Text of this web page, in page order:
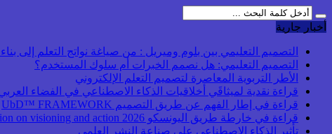
أخبار جارية
التصميم التعليمي بين بلوم وميريل : من صياغة نواتج التعلم إلى بناء
التصميم التعليمي: هل نصمم الخبرات أم سلوك المستخدم؟
الأطر التربوية المعاصرة لتصميم التعلم الإلكتروني
قراءة نقدية لميثاقَي أخلاقيات الذكاء الاصطناعي في الفضاء
قراءة في إطار الفهم عن طريق التصميم UbD™ FRAMEWORK
قراءة في خارطة طريق اليونسكو 2026 Transforming higher education: global collaboration on visioning and action
تأثير الذكاء الاصطناعي على صناعة النشر العلمي